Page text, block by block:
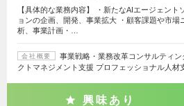
【具体的な業務内容】 ・新たなAIエージェント
ョンの企画、開発、事業拡大 ・顧客課題や市場
析、事業計画・…
会社概要
事業戦略・業務改革コンサルティ
クトマネジメント支援 プロフェッショナル人材
興味あり